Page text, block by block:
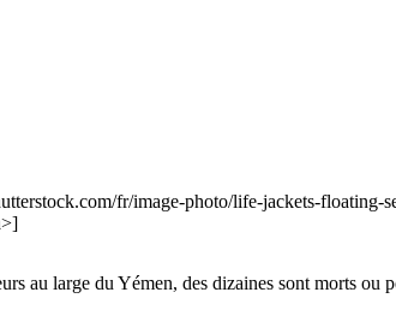
fr/image-photo/life-jackets-
au large du Yémen, des dizaines sont morts